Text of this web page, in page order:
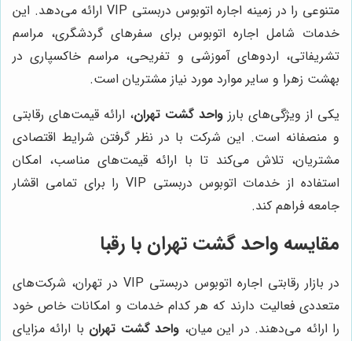
متنوعی را در زمینه اجاره اتوبوس دربستی VIP ارائه می‌دهد. این
خدمات شامل اجاره اتوبوس برای سفرهای گردشگری، مراسم
تشریفاتی، اردوهای آموزشی و تفریحی، مراسم خاکسپاری در
بهشت زهرا و سایر موارد مورد نیاز مشتریان است.
یکی از ویژگی‌های بارز واحد گشت تهران، ارائه قیمت‌های رقابتی
و منصفانه است. این شرکت با در نظر گرفتن شرایط اقتصادی
مشتریان، تلاش می‌کند تا با ارائه قیمت‌های مناسب، امکان
استفاده از خدمات اتوبوس دربستی VIP را برای تمامی اقشار
جامعه فراهم کند.
مقایسه واحد گشت تهران با رقبا
در بازار رقابتی اجاره اتوبوس دربستی VIP در تهران، شرکت‌های
متعددی فعالیت دارند که هر کدام خدمات و امکانات خاص خود
را ارائه می‌دهند. در این میان، واحد گشت تهران با ارائه مزایای